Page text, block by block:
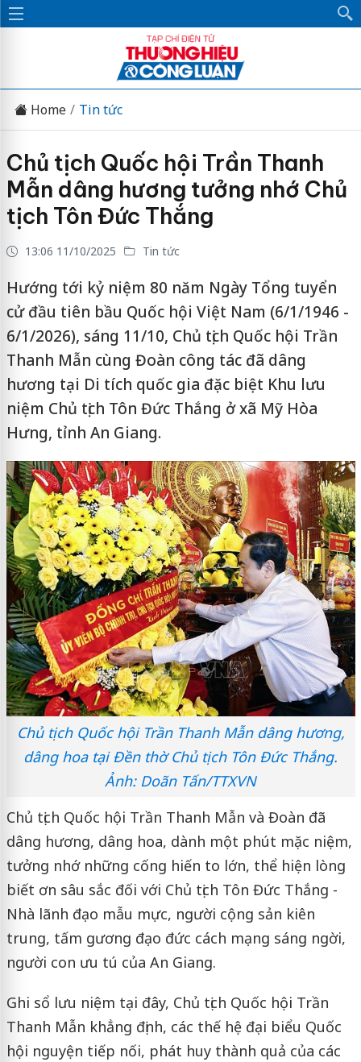
Home Tin tức
Chủ tịch Quốc hội Trần Thanh
Mẫn dâng hương tưởng nhớ Chủ
tịch Tôn Đức Thắng
13:06 11/10/2025 Tin tức
Hướng tới kỷ niệm 80 năm Ngày Tổng tuyển
cử đầu tiên bầu Quốc hội Việt Nam (6/1/1946 -
6/1/2026), sáng 11/10, Chủ tịch Quốc hội Trần
Thanh Mẫn cùng Đoàn công tác đã dâng
hương tại Di tích quốc gia đặc biệt Khu lưu
niệm Chủ tịch Tôn Đức Thắng ở xã Mỹ Hòa
Hưng, tỉnh An Giang.
Chủ tịch Quốc hội Trần Thanh Mẫn dâng hương,
dâng hoa tại Đền thờ Chủ tịch Tôn Đức Thắng.
Ảnh: Doãn Tấn/TTXVN
Chủ tịch Quốc hội Trần Thanh Mẫn và Đoàn đã
dâng hương, dâng hoa, dành một phút mặc niệm,
tưởng nhớ những cống hiến to lớn, thể hiện lòng
biết ơn sâu sắc đối với Chủ tịch Tôn Đức Thắng -
Nhà lãnh đạo mẫu mực, người cộng sản kiên
trung, tấm gương đạo đức cách mạng sáng ngời,
người con ưu tú của An Giang.
Ghi sổ lưu niệm tại đây, Chủ tịch Quốc hội Trần
Thanh Mẫn khẳng định, các thế hệ đại biểu Quốc
hội nguyện tiếp nối, phát huy thành quả của các